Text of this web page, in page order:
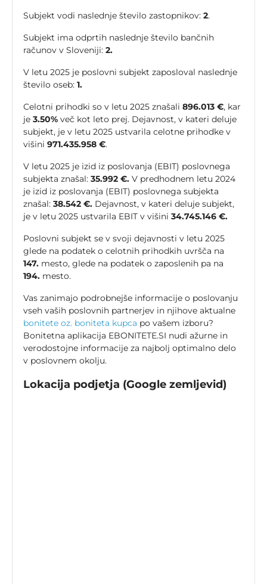
Subjekt vodi naslednje število zastopnikov: 2.
Subjekt ima odprtih naslednje število bančnih
računov v Sloveniji: 2.
V letu 2025 je poslovni subjekt zaposloval naslednje
število oseb: 1.
Celotni prihodki so v letu 2025 znašali 896.013 €, kar
je 3.50% več kot leto prej. Dejavnost, v kateri deluje
subjekt, je v letu 2025 ustvarila celotne prihodke v
višini 971.435.958 €.
V letu 2025 je izid iz poslovanja (EBIT) poslovnega
subjekta znašal: 35.992 €. V predhodnem letu 2024
je izid iz poslovanja (EBIT) poslovnega subjekta
znašal: 38.542 €. Dejavnost, v kateri deluje subjekt,
je v letu 2025 ustvarila EBIT v višini 34.745.146 €.
Poslovni subjekt se v svoji dejavnosti v letu 2025
glede na podatek o celotnih prihodkih uvršča na
147. mesto, glede na podatek o zaposlenih pa na
194. mesto.
Vas zanimajo podrobnejše informacije o poslovanju
vseh vaših poslovnih partnerjev in njihove aktualne
bonitete oz. boniteta kupca po vašem izboru?
Bonitetna aplikacija EBONITETE.SI nudi ažurne in
verodostojne informacije za najbolj optimalno delo
v poslovnem okolju.
Lokacija podjetja (Google zemljevid)